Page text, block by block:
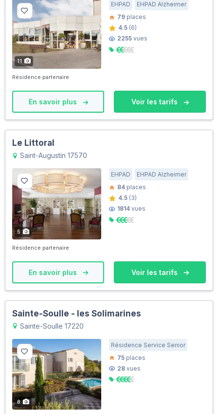
11
EHPAD
EHPAD Alzheimer
79 places
4.5 (6)
2255 vues
Résidence partenaire
En savoir plus Voir les tarifs
Le Littoral
Saint-Augustin 17570
5
EHPAD
EHPAD Alzheimer
84 places
4.5 (3)
1814 vues
Résidence partenaire
En savoir plus Voir les tarifs
Sainte-Soulle - les Solimarines
Sainte-Soulle 17220
8
Résidence Service Senior
75 places
28 vues